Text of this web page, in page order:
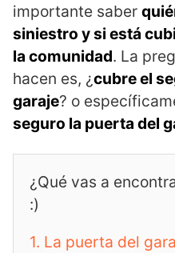
importante saber
siniestro y si está
la comunidad. La
hacen es, ¿cubre el
garaje? o
seguro la puerta del
¿Qué vas a
:)
1. La puerta del